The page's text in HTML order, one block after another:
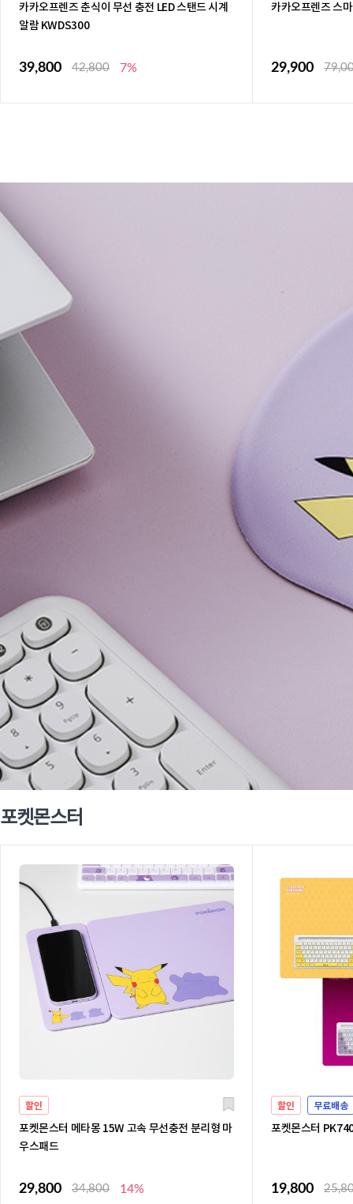
카카오프렌즈 춘식이 무선 충전 LED 스탠드 시계
알람 KWDS300
39,800 42,800 7%
카카오프렌즈 스
29,900
포켓몬스터
할인
포켓몬스터 메타몽 15W 고속 무선충전 분리형 마
우스패드
29,800 34,800 14%
할인 무료배송
포켓몬스터
19,800